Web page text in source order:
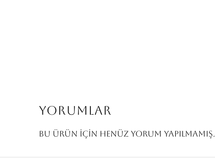
Yorumlar
Bu ürün için henüz yorum yapılmamış.